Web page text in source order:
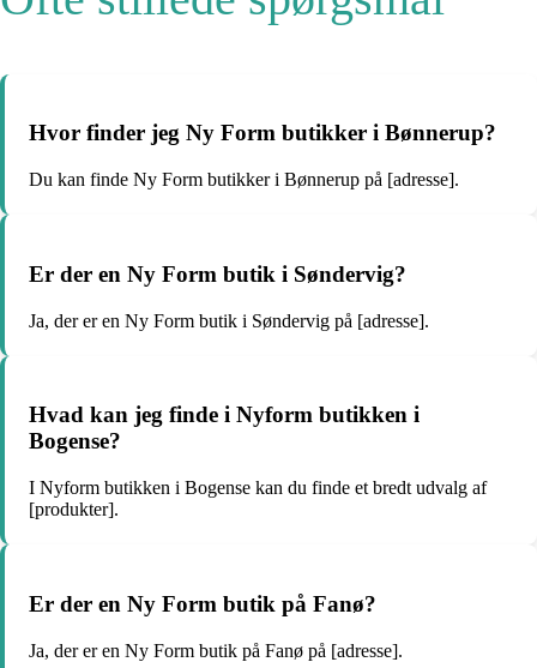
Hvor finder jeg Ny Form butikker i Bønnerup?
Du kan finde Ny Form butikker i Bønnerup på [adresse].
Er der en Ny Form butik i Søndervig?
Ja, der er en Ny Form butik i Søndervig på [adresse].
Hvad kan jeg finde i Nyform butikken i
Bogense?
I Nyform butikken i Bogense kan du finde et bredt udvalg af
[produkter].
Er der en Ny Form butik på Fanø?
Ja, der er en Ny Form butik på Fanø på [adresse].